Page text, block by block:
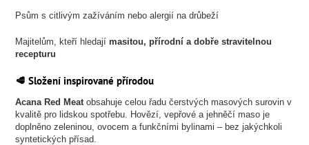
Psům s citlivým zažíváním nebo alergií na drůbeží
Majitelům, kteří hledajímasitou, přírodní a dobře stravitelnou
recepturu
🥩 Složení inspirované přírodou
Acana Red Meatobsahuje celou řadu čerstvých masových surovin v
kvalitě pro lidskou spotřebu. Hovězí, vepřové a jehněčí maso je
doplněno zeleninou, ovocem a funkčními bylinami – bez jakýchkoli
syntetických přísad.